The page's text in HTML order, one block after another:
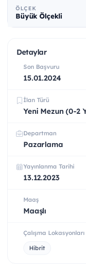
ÖLÇEK
Büyük Ölçekli
Detaylar
Son Başvuru
15.01.2024
İlan Türü
Yeni Mezun (0-2
Departman
Pazarlama
Yayınlanma Tarihi
13.12.2023
Maaş
Maaşlı
Çalışma Lokasyonları
Hibrit